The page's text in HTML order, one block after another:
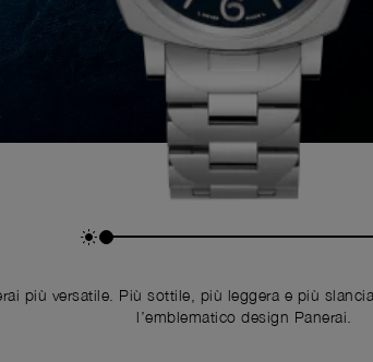
più versatile. Più sottile, più leggera e più
l’emblematico design Panerai.